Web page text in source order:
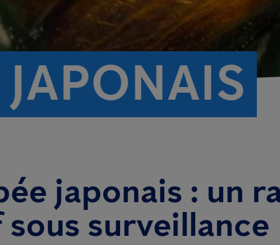
japonais : un
sous surveillance